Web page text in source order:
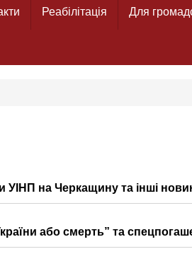
Реабілітація Для
на Черкащину та інші
або смерть” та